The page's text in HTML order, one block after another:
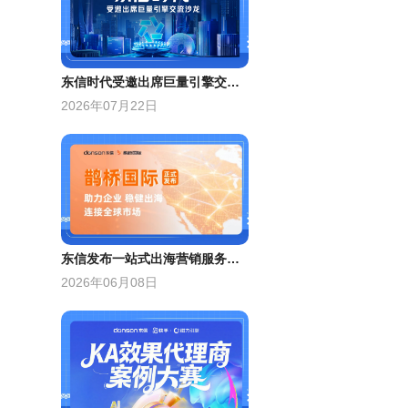
东信时代受邀出席巨量引擎交流沙龙，分享本地生活增量策略
2026年07月22日
东信发布一站式出海营销服务平台——鹊桥国际
2026年06月08日